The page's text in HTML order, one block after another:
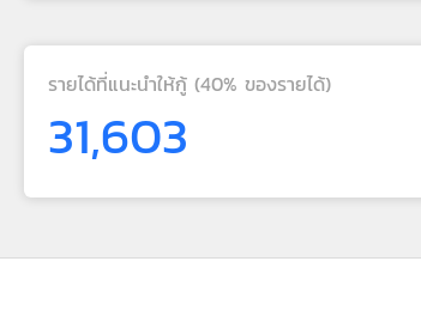
รายได้ที่แนะนำให้กู้ (40% ของรายได้)
31,603